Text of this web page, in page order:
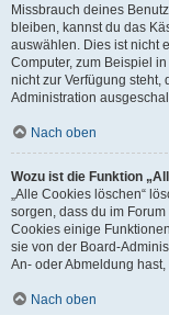
Missbrauch deines
bleiben, kannst du das
auswählen. Dies ist nicht
Computer, zum Beispiel
nicht zur Verfügung steht,
Administration
Nach oben
Wozu ist die Funktion
„Alle Cookies löschen“
sorgen, dass du im
Cookies einige
sie von der Board-
An- oder Abmeldung
Nach oben